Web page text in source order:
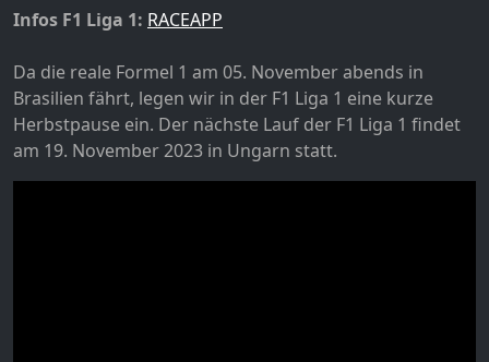
Infos F1 Liga 1: RACEAPP
Da die reale Formel 1 am 05. November abends in
Brasilien fährt, legen wir in der F1 Liga 1 eine kurze
Herbstpause ein. Der nächste Lauf der F1 Liga 1 findet
am 19. November 2023 in Ungarn statt.